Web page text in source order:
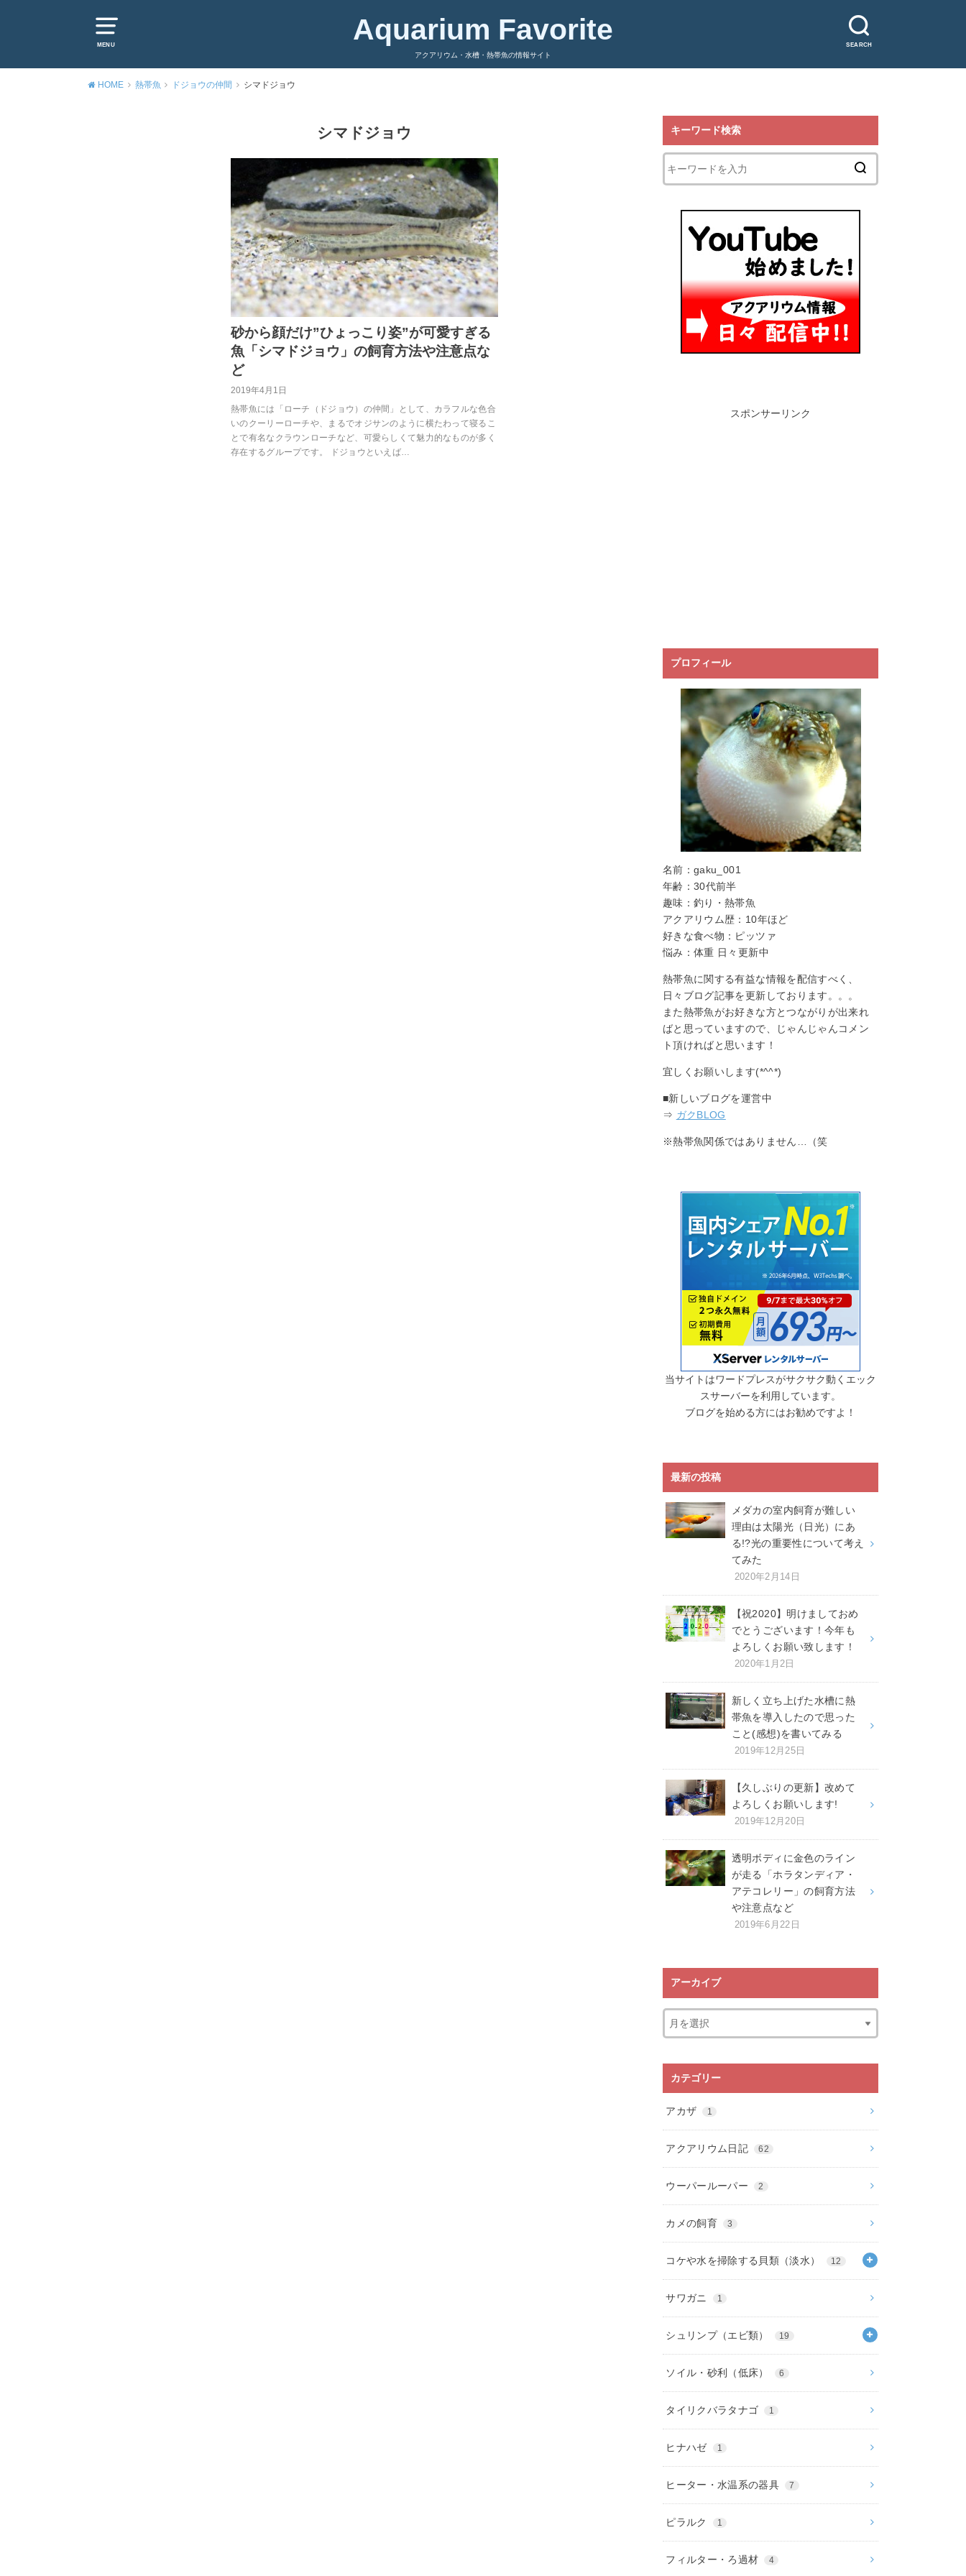
MENU SEARCH
Aquarium Favorite
アクアリウム・水槽・熱帯魚の情報サイト
HOME 熱帯魚 ドジョウの仲間 シマドジョウ
シマドジョウ
砂から顔だけ”ひょっこり姿”が可愛すぎる
魚「シマドジョウ」の飼育方法や注意点な
ど
2019年4月1日
熱帯魚には「ローチ（ドジョウ）の仲間」として、カラフルな色合
いのクーリーローチや、まるでオジサンのように横たわって寝るこ
とで有名なクラウンローチなど、可愛らしくて魅力的なものが多く
存在するグループです。 ドジョウといえば…
キーワード検索
スポンサーリンク
プロフィール
名前：gaku_001
年齢：30代前半
趣味：釣り・熱帯魚
アクアリウム歴：10年ほど
好きな食べ物：ピッツァ
悩み：体重 日々更新中
熱帯魚に関する有益な情報を配信すべく、
日々ブログ記事を更新しております。。。
また熱帯魚がお好きな方とつながりが出来れ
ばと思っていますので、じゃんじゃんコメン
ト頂ければと思います！
宜しくお願いします(*^^*)
■新しいブログを運営中
⇒ ガクBLOG
※熱帯魚関係ではありません…（笑
当サイトはワードプレスがサクサク動くエック
スサーバーを利用しています。
ブログを始める方にはお勧めですよ！
最新の投稿
メダカの室内飼育が難しい
理由は太陽光（日光）にあ
る!?光の重要性について考え
てみた
2020年2月14日
【祝2020】明けましておめ
でとうございます！今年も
よろしくお願い致します！
2020年1月2日
新しく立ち上げた水槽に熱
帯魚を導入したので思った
こと(感想)を書いてみる
2019年12月25日
【久しぶりの更新】改めて
よろしくお願いします!
2019年12月20日
透明ボディに金色のライン
が走る「ホラタンディア・
アテコレリー」の飼育方法
や注意点など
2019年6月22日
アーカイブ
カテゴリー
アカザ 1
アクアリウム日記 62
ウーパールーパー 2
カメの飼育 3
コケや水を掃除する貝類（淡水） 12
サワガニ 1
シュリンプ（エビ類） 19
ソイル・砂利（低床） 6
タイリクバラタナゴ 1
ヒナハゼ 1
ヒーター・水温系の器具 7
ピラルク 1
フィルター・ろ過材 4